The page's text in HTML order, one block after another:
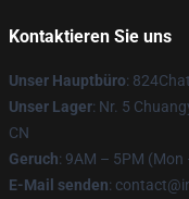
Kontaktieren Sie uns
Unser Hauptbüro:
Unser Lager: Nr. 5
CN
Geruch: 9AM – 5PM (Mon
E-Mail senden: